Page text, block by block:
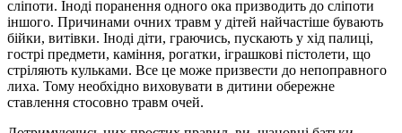
сліпоти. Іноді поранення одного ока призводить до сліпоти
іншого. Причинами очних травм у дітей найчастіше бувають
бійки, витівки. Іноді діти, граючись, пускають у хід палиці,
гострі предмети, каміння, рогатки, іграшкові пістолети, що
стріляють кульками. Все це може призвести до непоправного
лиха. Тому необхідно виховувати в дитини обережне
ставлення стосовно травм очей.